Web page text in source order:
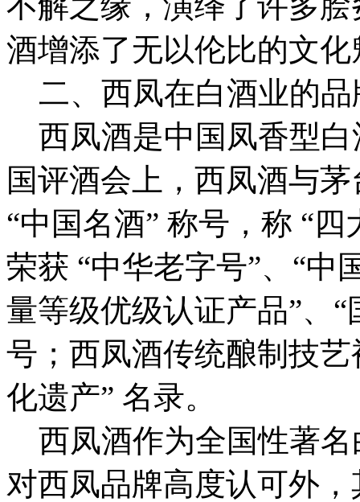
酒增添了无以伦比的文化
二、西凤在白酒业的品
西凤酒是中国凤香型白
国评酒会上，西凤酒与
“中国名酒” 称号，称 “
荣获 “中华老字号”、“中
量等级优级认证产品”、
号；西凤酒传统酿制技
化遗产” 名录。
西凤酒作为全国性著名
对西凤品牌高度认可外